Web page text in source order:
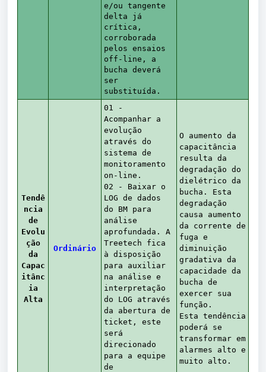
e/ou tangente
delta já
crítica,
corroborada
pelos ensaios
off-line, a
bucha deverá
ser
substituída.
Tendê
ncia
de
Evolu
ção
da
Capac
itânc
ia
Alta
Ordinário
01 -
Acompanhar a
evolução
através do
sistema de
monitoramento
on-line.
02 - Baixar o
LOG de dados
do BM para
análise
aprofundada. A
Treetech fica
à disposição
para auxiliar
na análise e
interpretação
do LOG através
da abertura de
ticket, este
será
direcionado
para a equipe
de
O aumento da
capacitância
resulta da
degradação do
dielétrico da
bucha. Esta
degradação
causa aumento
da corrente de
fuga e
diminuição
gradativa da
capacidade da
bucha de
exercer sua
função.
Esta tendência
poderá se
transformar em
alarmes alto e
muito alto.